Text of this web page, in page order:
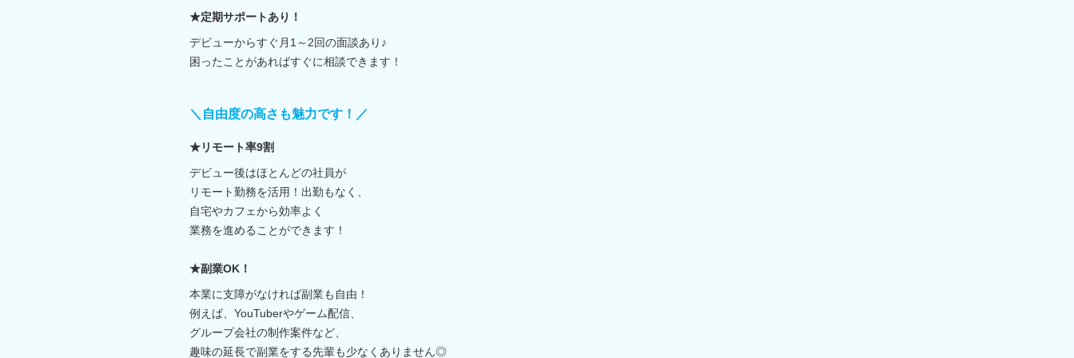
★定期サポートあり！
デビューからすぐ月1～2回の面談あり♪
困ったことがあればすぐに相談できます！
＼自由度の高さも魅力です！／
★リモート率9割
デビュー後はほとんどの社員が
リモート勤務を活用！出勤もなく、
自宅やカフェから効率よく
業務を進めることができます！
★副業OK！
本業に支障がなければ副業も自由！
例えば、YouTuberやゲーム配信、
グループ会社の制作案件など、
趣味の延長で副業をする先輩も少なくありません◎